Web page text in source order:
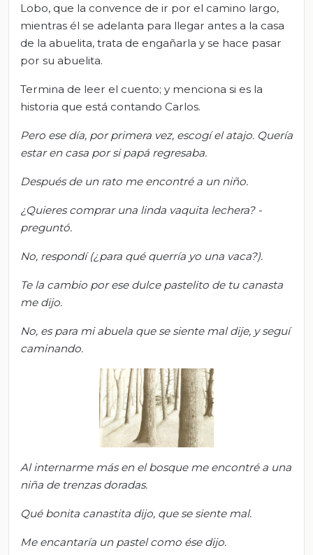
Lobo, que la convence de ir por el camino largo,
mientras él se adelanta para llegar antes a la casa
de la abuelita, trata de engañarla y se hace pasar
por su abuelita.
Termina de leer el cuento; y menciona si es la
historia que está contando Carlos.
Pero ese día, por primera vez, escogí el atajo. Quería
estar en casa por si papá regresaba.
Después de un rato me encontré a un niño.
¿Quieres comprar una linda vaquita lechera? -
preguntó.
No, respondí (¿para qué querría yo una vaca?).
Te la cambio por esedulce pastelito de tu canasta
me dijo.
No, es para mi abuela que se siente maldije, y seguí
caminando.
Al internarme más en el bosque me encontré a una
niña de trenzas doradas.
Qué bonita canastita dijo, que se siente mal.
Meencantaría un pastel como ése dijo.